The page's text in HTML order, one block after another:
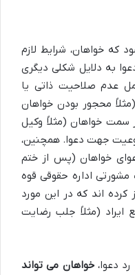
که خواهان، شرایط لازم
به دلایل شکلی دیگری
عدم صلاحیت ذاتی یا
محجور بودن خواهان
سمت خواهان (مثلاً وکیل
جهت دعوا. همچنین،
خواهان (پس از ختم
مشورتی اداره حقوقی قوه
کرده اند که در این مورد
(مثلاً جلب رضایت
دعوا،خواهان می تواند